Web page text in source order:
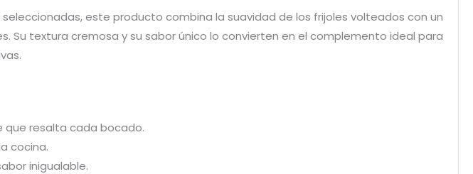
este producto combina la suavidad de los frijoles volteados con un
textura cremosa y su sabor único lo convierten en el complemento ideal para
que resalta cada bocado.
cocina.
inigualable.